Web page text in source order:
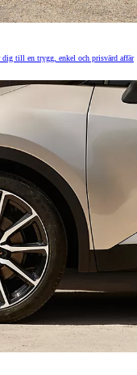
dig till en trygg, enkel och prisvärd affär